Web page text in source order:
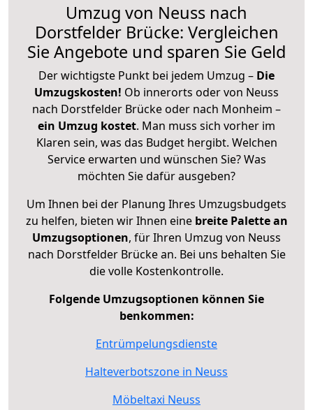
Umzug von Neuss nach
Dorstfelder Brücke: Vergleichen
Sie Angebote und sparen Sie Geld
Der wichtigste Punkt bei jedem Umzug – Die
Umzugskosten! Ob innerorts oder von Neuss
nach Dorstfelder Brücke oder nach Monheim –
ein Umzug kostet. Man muss sich vorher im
Klaren sein, was das Budget hergibt. Welchen
Service erwarten und wünschen Sie? Was
möchten Sie dafür ausgeben?
Um Ihnen bei der Planung Ihres Umzugsbudgets
zu helfen, bieten wir Ihnen eine breite Palette an
Umzugsoptionen, für Ihren Umzug von Neuss
nach Dorstfelder Brücke an. Bei uns behalten Sie
die volle Kostenkontrolle.
Folgende Umzugsoptionen können Sie
benkommen:
Entrümpelungsdienste
Halteverbotszone in Neuss
Möbeltaxi Neuss